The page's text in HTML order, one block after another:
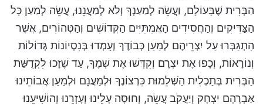
הַבְּרִית שֶׁבָּעוֹלָם, וַעֲשֵׂה לְמַעַנְךָ וְלֹא לְמַעֲנֵנוּ, עֲשֵׂה לְמַעַן כָּל
הַצַּדִּיקִים וְהַחֲסִידִים הָאֲמִתִּיִּים הַקְּדוֹשִׁים וְהַטְּהוֹרִים, אֲשֶׁר
הִתְגַּבְּרוּ עַל יִצְרֵיהֶם לְמַעַן כְּבוֹדֶךָ וְעָמְדוּ בְּנִסְיוֹנוֹת גְּדוֹלוֹת
וְנוֹרָאוֹת, וְכָפוּ אֶת יִצְרָם וְקִדְּשׁוּ אֶת שְׁמֶךָ, עַד שֶׁזָּכוּ לִקְדֻשַּׁת
הַבְּרִית בְּתַכְלִית הַשְּׁלֵמוּת כִּרְצוֹנֶךָ וּלְמַעֲנָם וּלְמַעַן אֲבוֹתֵינוּ
אַבְרָהָם יִצְחָק וְיַעֲקֹב עֲשֵׂה, וְחוּסָה עָלֵינוּ וְעָזְרֵנוּ וְהוֹשִׁיעֵנוּ